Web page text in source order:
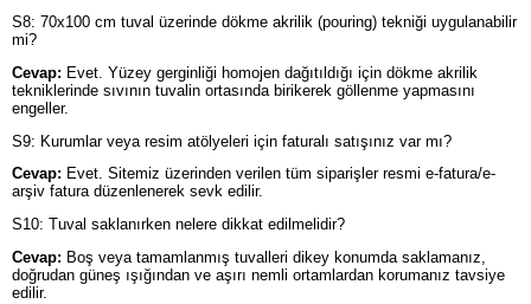
S8: 70x100 cm tuval üzerinde dökme akrilik (pouring) tekniği uygulanabilir
mi?
Cevap: Evet. Yüzey gerginliği homojen dağıtıldığı için dökme akrilik
tekniklerinde sıvının tuvalin ortasında birikerek göllenme yapmasını
engeller.
S9: Kurumlar veya resim atölyeleri için faturalı satışınız var mı?
Cevap: Evet. Sitemiz üzerinden verilen tüm siparişler resmi e-fatura/e-
arşiv fatura düzenlenerek sevk edilir.
S10: Tuval saklanırken nelere dikkat edilmelidir?
Cevap: Boş veya tamamlanmış tuvalleri dikey konumda saklamanız,
doğrudan güneş ışığından ve aşırı nemli ortamlardan korumanız tavsiye
edilir.